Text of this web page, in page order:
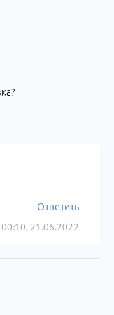
00:10, 21.06.2022
Ответить